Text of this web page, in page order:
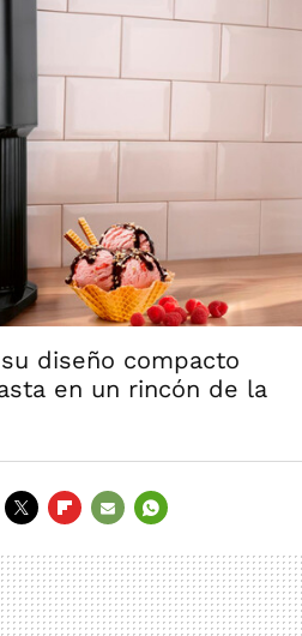
diseño compacto
en un rincón de la
MAIL